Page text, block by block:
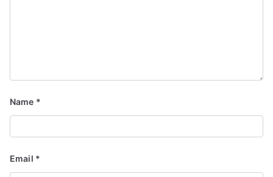
Name *
Email *